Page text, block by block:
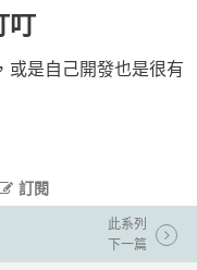
叮
或是自己開發也是很有
訂閱
此系列
下一篇